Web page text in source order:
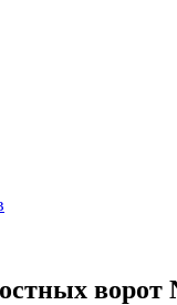
ворот